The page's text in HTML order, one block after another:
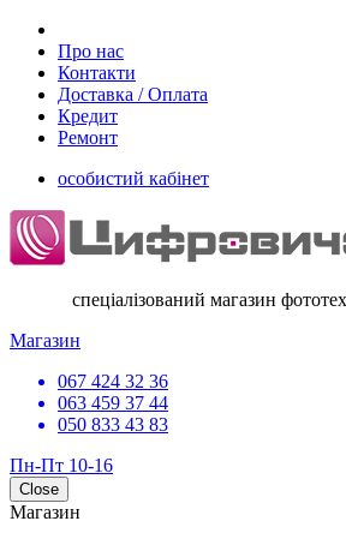
Про нас
Контакти
Доставка / Оплата
Кредит
Ремонт
особистий кабінет
спеціалізований магазин
Магазин
067 424 32 36
063 459 37 44
050 833 43 83
Пн-Пт 10-16
Close
Магазин